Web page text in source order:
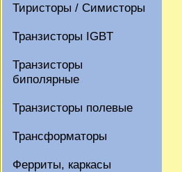
Тиристоры / Симисторы
Транзисторы IGBT
Транзисторы
биполярные
Транзисторы полевые
Трансформаторы
Ферриты, каркасы